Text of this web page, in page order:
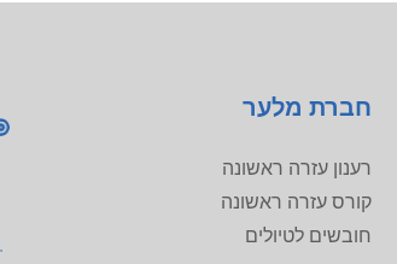
חברת מלער
רענון עזרה ראשונה
קורס עזרה ראשונה
חובשים לטיולים